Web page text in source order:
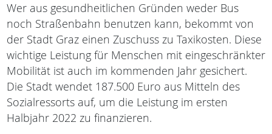
Wer aus gesundheitlichen Gründen weder Bus
noch Straßenbahn benutzen kann, bekommt von
der Stadt Graz einen Zuschuss zu Taxikosten. Diese
wichtige Leistung für Menschen mit eingeschränkter
Mobilität ist auch im kommenden Jahr gesichert.
Die Stadt wendet 187.500 Euro aus Mitteln des
Sozialressorts auf, um die Leistung im ersten
Halbjahr 2022 zu finanzieren.